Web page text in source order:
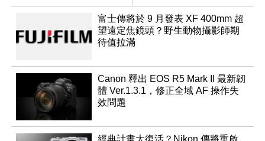
成員？
富士傳將於 9 月發表 XF 400mm 超
望遠定焦鏡頭？野生動物攝影師期
待值拉滿
Canon 釋出 EOS R5 Mark II 最新韌
體 Ver.1.3.1，修正全域 AF 操作失
效問題